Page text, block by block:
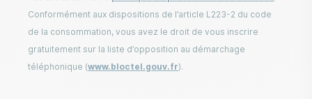
Conformément aux dispositions de l’article L223-2 du code
de la consommation, vous avez le droit de vous inscrire
gratuitement sur la liste d’opposition au démarchage
téléphonique (www.bloctel.gouv.fr).